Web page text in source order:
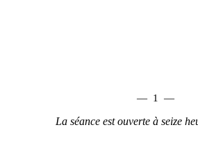
— 1 —
La séance est ouverte à seize